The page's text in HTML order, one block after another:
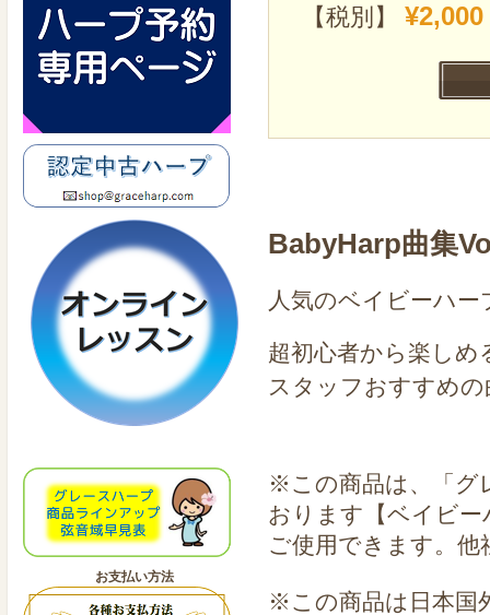
お支払い方法
【税別】 ¥2,000
BabyHarp曲集
人気のベイビーハ
超初心者から楽しめ
スタッフおすすめ
※この商品は、「グ
おります【ベイビ
ご使用できます。
※この商品は日本国